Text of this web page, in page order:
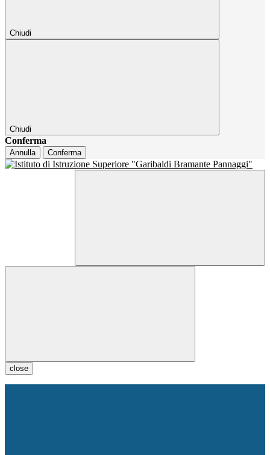
Chiudi
Chiudi
Conferma
Annulla Conferma
close